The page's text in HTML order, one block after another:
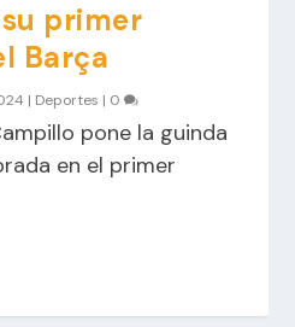
primer
Barça
| Deportes | 0
pone la guinda
en el primer